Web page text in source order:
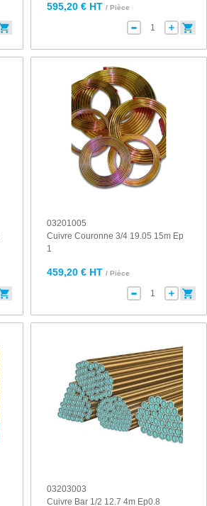
595,20 € HT / Pièce
03201005
Cuivre Couronne 3/4 19.05 15m Ep
1
459,20 € HT / Pièce
03203003
Cuivre Bar 1/2 12.7 4m Ep0.8